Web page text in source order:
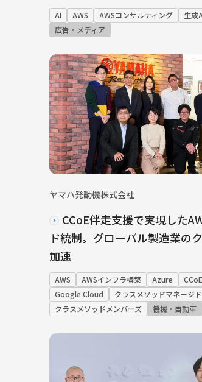
AI AWS AWSコンサルティング
生成
広告・メディア
ヤマハ発動機株式会社
CCoE伴走支援で実現した
ド統制。グローバル製造業の
加速
AWS AWSインフラ構築 Azure
Google Cloud
クラスメソッドマネージド
クラスメソッドメンバーズ
機械・自動車